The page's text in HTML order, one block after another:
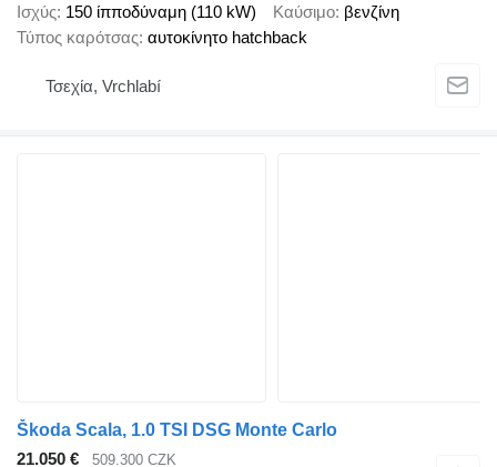
Ισχύς 150 ίπποδύναμη (110 kW) Καύσιμο βενζίνη
Τύπος καρότσας αυτοκίνητο hatchback
Τσεχία, Vrchlabí
Škoda Scala, 1.0 TSI DSG Monte Carlo
21.050 €
509.300 CZK